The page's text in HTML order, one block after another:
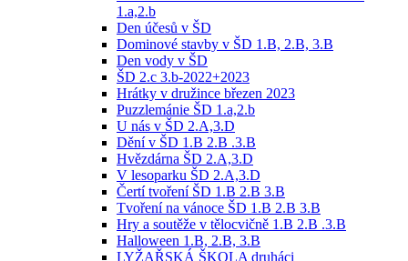
1.a,2.b
Den účesů v ŠD
Dominové stavby v ŠD 1.B, 2.B, 3.B
Den vody v ŠD
ŠD 2.c 3.b-2022+2023
Hrátky v družince březen 2023
Puzzlemánie ŠD 1.a,2.b
U nás v ŠD 2.A,3.D
Dění v ŠD 1.B 2.B .3.B
Hvězdárna ŠD 2.A,3.D
V lesoparku ŠD 2.A,3.D
Čertí tvoření ŠD 1.B 2.B 3.B
Tvoření na vánoce ŠD 1.B 2.B 3.B
Hry a soutěže v tělocvičně 1.B 2.B .3.B
Halloween 1.B, 2.B, 3.B
LYŽAŘSKÁ ŠKOLA druháci